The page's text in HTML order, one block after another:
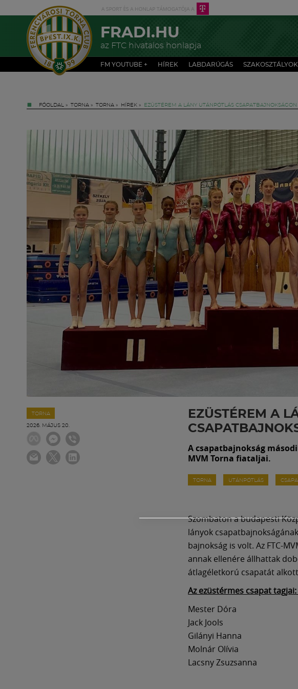
FRADI.HU
az FTC hivatalos honlapja
FM YOUTUBE + HÍREK LABDARÚGÁS SZAKOSZTÁLYOK
FŐOLDAL » TORNA » TORNA » HÍREK » EZÜSTÉREM A LÁNY UTÁNPÓTLÁS CSAPATBAJNOKSÁGON
TORNA
2026. MÁJUS 20.
EZÜSTÉREM A
A csapatbajnokság
MVM Torna fiataljai.
TORNA UTÁNPÓTLÁS
Szombaton a budapesti
lányok
bajnokság is volt. Az FTC-
annak ellenére állhattak
átlagéletkorú csapatát
Az ezüstérmes csapat tagjai:
Mester Dóra
Jack Jools
Gilányi Hanna
Molnár Olívia
Lacsny Zsuzsanna